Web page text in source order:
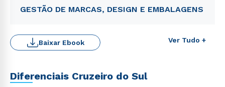
GESTÃO DE MARCAS, DESIGN E EMBALAGENS
Ver Tudo +
Baixar Ebook
Diferenciais Cruzeiro do Sul